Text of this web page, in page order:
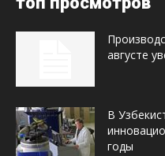
августе
В
годы